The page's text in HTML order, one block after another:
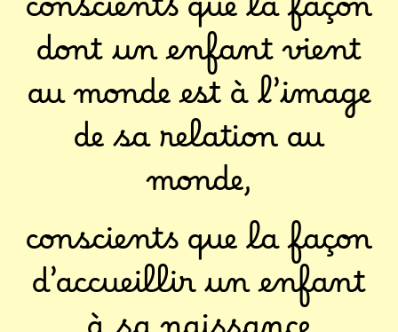
conscients que la façon
dont un enfant vient
au monde est à l’image
de sa relation au
monde,
conscients que la façon
d’accueillir un enfant